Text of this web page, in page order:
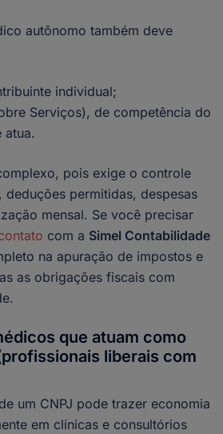
autônomo também deve
individual;
Serviços), de competência do
atua.
pois exige o controle
permitidas, despesas
mensal. Se você precisar
com a Simel Contabilidade
na apuração de impostos e
as obrigações fiscais com
que atuam como
liberais com
um CNPJ pode trazer economia
em clínicas e consultórios